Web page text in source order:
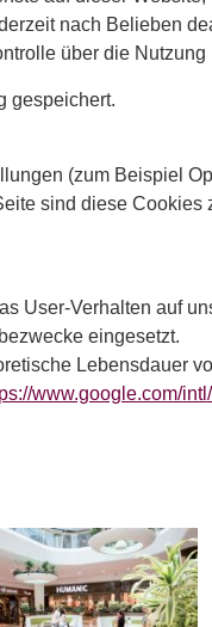
nach Belieben
über die Nutzung
gespeichert.
(zum Beispiel
sind diese Cookies
User-Verhalten auf
eingesetzt.
Lebensdauer
www.google.com/